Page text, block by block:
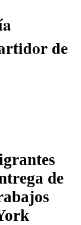
de
de